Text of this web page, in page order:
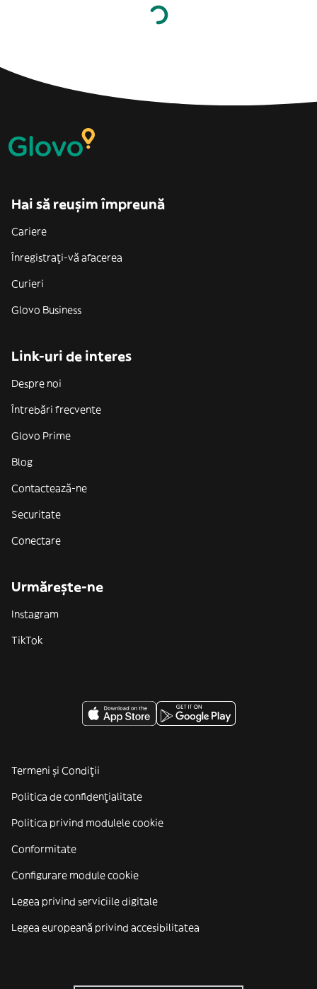
Hai să reușim împreună
Cariere
Înregistrați-vă afacerea
Curieri
Glovo Business
Link-uri de interes
Despre noi
Întrebări frecvente
Glovo Prime
Blog
Contactează-ne
Securitate
Conectare
Urmărește-ne
Instagram
TikTok
Termeni și Condiții
Politica de confidenţialitate
Politica privind modulele cookie
Conformitate
Configurare module cookie
Legea privind serviciile digitale
Legea europeană privind accesibilitatea